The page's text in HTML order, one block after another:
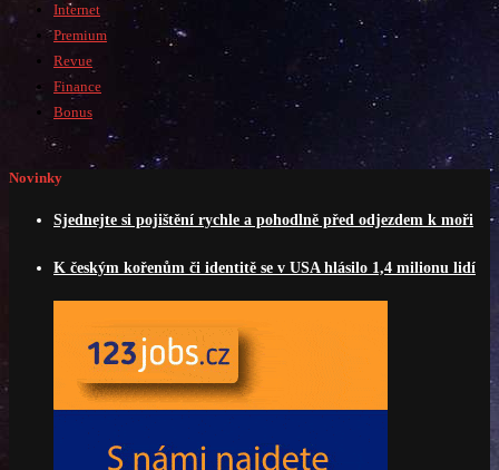
Internet
Premium
Revue
Finance
Bonus
Novinky
Sjednejte si pojištění rychle a pohodlně před odjezdem k moři
K českým kořenům či identitě se v USA hlásilo 1,4 milionu lidí